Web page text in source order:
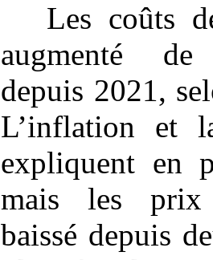
Les coûts
augmenté
depuis 2021,
L’inflation et
expliquent en
mais les prix
baissé depuis